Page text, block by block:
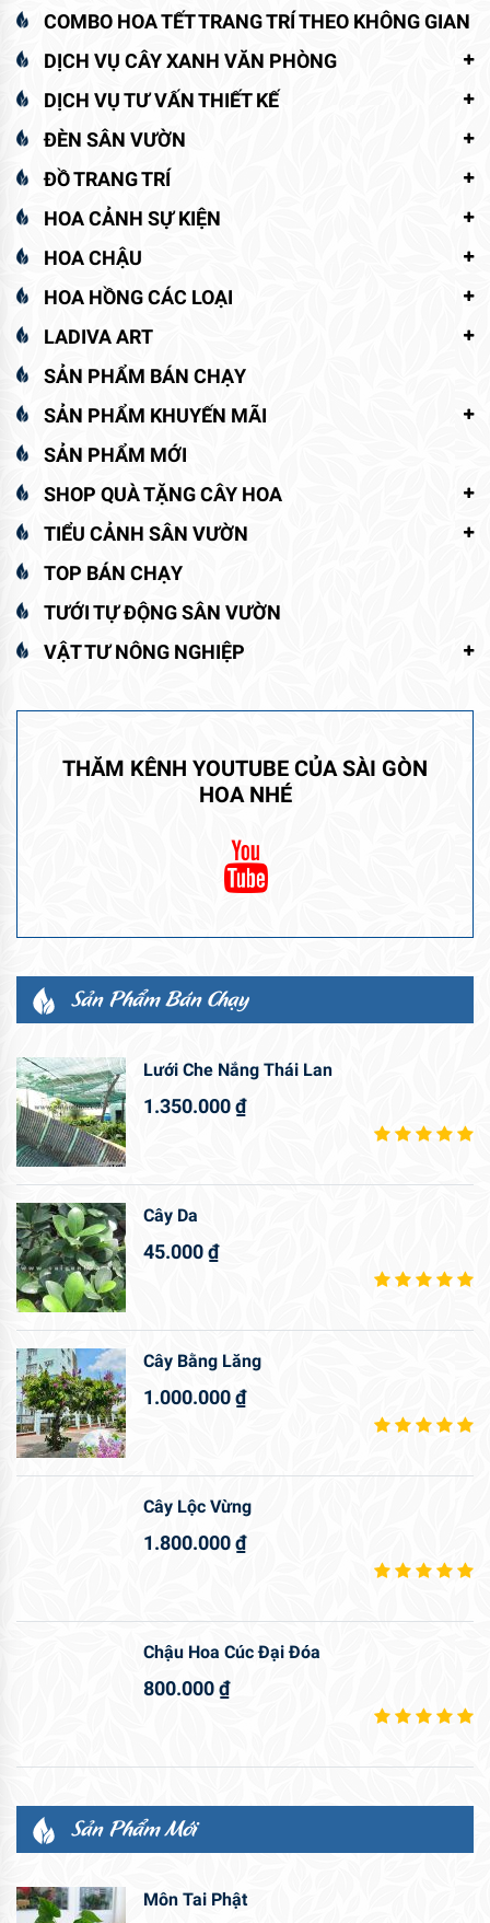
COMBO HOA TẾT TRANG TRÍ THEO KHÔNG GIAN
DỊCH VỤ CÂY XANH VĂN PHÒNG
DỊCH VỤ TƯ VẤN THIẾT KẾ
ĐÈN SÂN VƯỜN
ĐỒ TRANG TRÍ
HOA CẢNH SỰ KIỆN
HOA CHẬU
HOA HỒNG CÁC LOẠI
LADIVA ART
SẢN PHẨM BÁN CHẠY
SẢN PHẨM KHUYẾN MÃI
SẢN PHẨM MỚI
SHOP QUÀ TẶNG CÂY HOA
TIỂU CẢNH SÂN VƯỜN
TOP BÁN CHẠY
TƯỚI TỰ ĐỘNG SÂN VƯỜN
VẬT TƯ NÔNG NGHIỆP
THĂM KÊNH YOUTUBE CỦA SÀI GÒN
HOA NHÉ
Sản Phẩm Bán Chạy
Lưới Che Nắng Thái Lan
1.350.000₫
Cây Da
45.000₫
Cây Bằng Lăng
1.000.000₫
Cây Lộc Vừng
1.800.000₫
Chậu Hoa Cúc Đại Đóa
800.000₫
Sản Phẩm Mới
Môn Tai Phật